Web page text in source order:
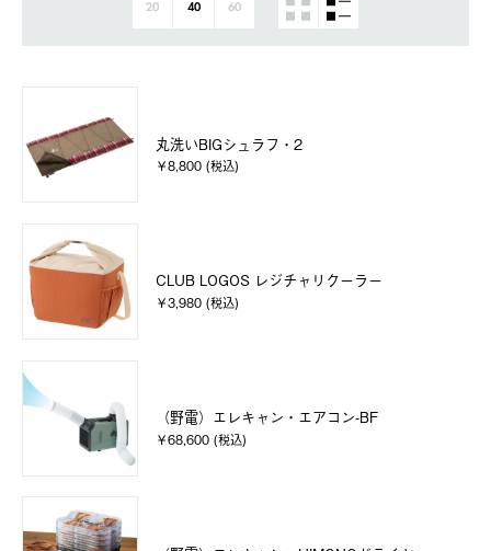
20 40 60
丸洗いBIGシュラフ・2
￥8,800 (税込)
CLUB LOGOS レジチャリクーラー
￥3,980 (税込)
（野電）エレキャン・エアコン-BF
￥68,600 (税込)